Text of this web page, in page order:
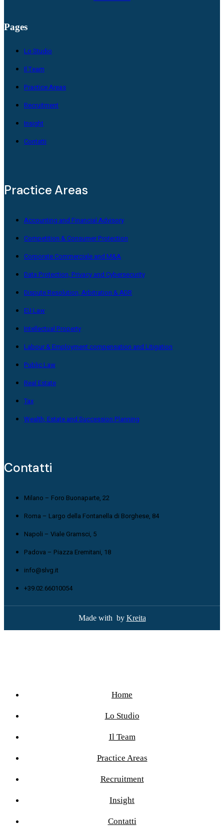
Pages
Lo Studio
Il Team
Practice Areas
Recruitment
Insight
Contatti
Practice Areas
Accounting and Financial Advisory
Competition & Consumer Protection
Corporate Commerciale and M&A
Data Protection, Privacy and Cybersecurity
Dispute Resolution, Arbitration & ADR
EU Law
Intellectual Property
Labour & Employment compensation and Litigation
Public Law
Real Estate
Tax
Wealth, Estate and Succession Planning
Contatti
Milano – Foro Buonaparte, 22
Roma – Largo della Fontanella di Borghese, 84
Napoli – Viale Gramsci, 5
Padova – Piazza Eremitani, 18
info@slvg.it
+39.02.66010054
Made with by Kreita
Home
Lo Studio
Il Team
Practice Areas
Recruitment
Insight
Contatti